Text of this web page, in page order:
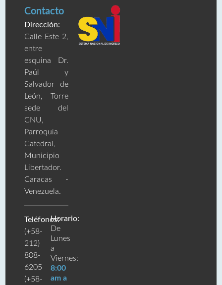
Contacto
Dirección:
Calle Este 2,
entre
esquina Dr.
Paúl y
Salvador de
León, Torre
sede del
CNU,
Parroquia
Catedral,
Municipio
Libertador.
Caracas -
Venezuela.
Teléfonos:
(+58-
212)
808-
6205
(+58-
Horario:
De
Lunes
a
Viernes:
8:00
am a